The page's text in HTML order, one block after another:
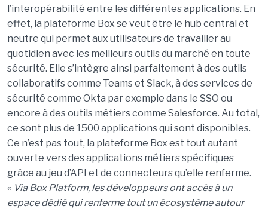
l’interopérabilité entre les différentes applications. En
effet, la plateforme Box se veut être le hub central et
neutre qui permet aux utilisateurs de travailler au
quotidien avec les meilleurs outils du marché en toute
sécurité. Elle s’intègre ainsi parfaitement à des outils
collaboratifs comme Teams et Slack, à des services de
sécurité comme Okta par exemple dans le SSO ou
encore à des outils métiers comme Salesforce. Au total,
ce sont plus de 1500 applications qui sont disponibles.
Ce n’est pas tout, la plateforme Box est tout autant
ouverte vers des applications métiers spécifiques
grâce au jeu d’API et de connecteurs qu’elle renferme.
« Via Box Platform, les développeurs ont accès à un
espace dédié qui renferme tout un écosystème autour